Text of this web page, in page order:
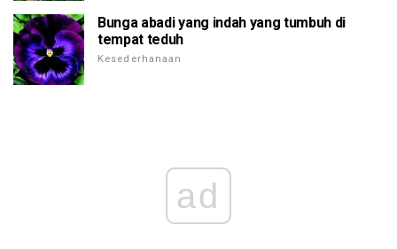
Bunga abadi yang indah yang tumbuh di
tempat teduh
Kesederhanaan
ad